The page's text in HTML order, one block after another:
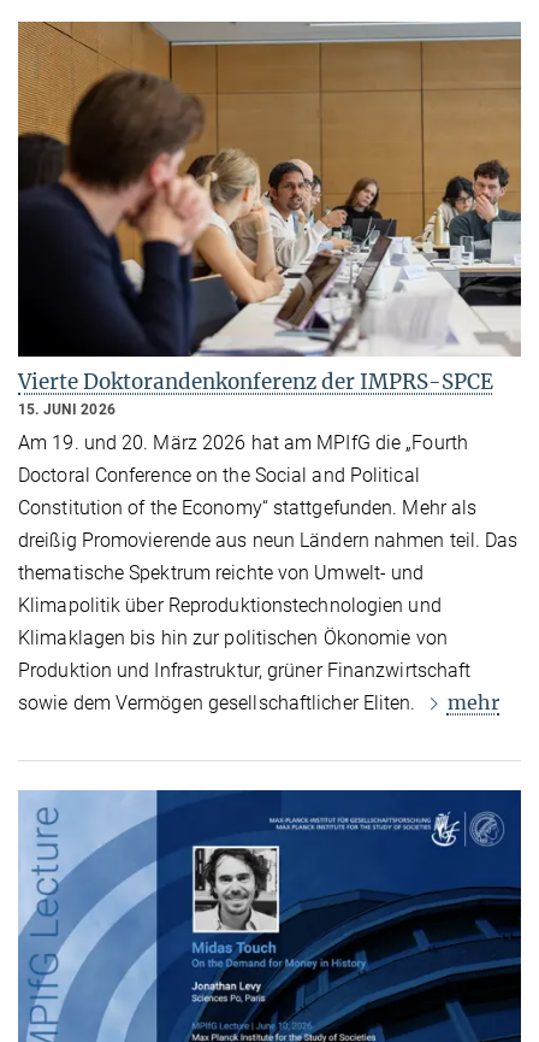
Vierte Doktorandenkonferenz der IMPRS-SPCE
15. JUNI 2026
Am 19. und 20. März 2026 hat am MPIfG die „Fourth
Doctoral Conference on the Social and Political
Constitution of the Economy“ stattgefunden. Mehr als
dreißig Promovierende aus neun Ländern nahmen teil. Das
thematische Spektrum reichte von Umwelt- und
Klimapolitik über Reproduktionstechnologien und
Klimaklagen bis hin zur politischen Ökonomie von
Produktion und Infrastruktur, grüner Finanzwirtschaft
sowie dem Vermögen gesellschaftlicher Eliten.
mehr